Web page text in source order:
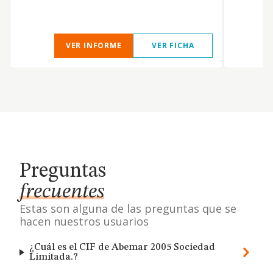
VER INFORME VER FICHA
Preguntas
frecuentes
Estas son alguna de las preguntas que se
hacen nuestros usuarios
¿Cuál es el CIF de Abemar 2005 Sociedad
Limitada.?